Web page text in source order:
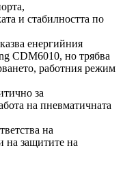
и стабилността по
енергийния
CDM6010, но трябва
работния режим
за
на пневматичната
на
на защитите на